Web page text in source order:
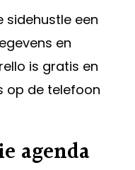
sidehustle een
en
is gratis en
op de telefoon
agenda